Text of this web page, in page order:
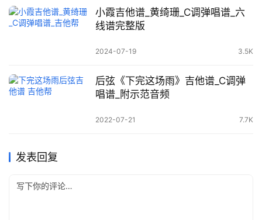
小霞吉他谱_黄绮珊_C调弹唱谱_六
线谱完整版
2024-07-19 3.5K
后弦《下完这场雨》吉他谱_C调弹
唱谱_附示范音频
2022-07-21 7.7K
发表回复